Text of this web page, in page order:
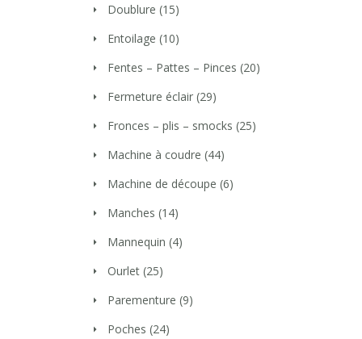
Doublure (15)
Entoilage (10)
Fentes – Pattes – Pinces (20)
Fermeture éclair (29)
Fronces – plis – smocks (25)
Machine à coudre (44)
Machine de découpe (6)
Manches (14)
Mannequin (4)
Ourlet (25)
Parementure (9)
Poches (24)